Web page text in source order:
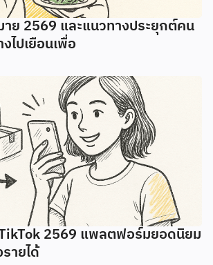
ย 2569 และแนวทางประยุกต์คน
ไปเยือนเพื่อ
TikTok 2569 แพลตฟอร์มยอดนิยม
ายได้